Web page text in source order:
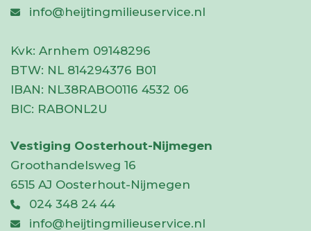
info@heijtingmilieuservice.nl
Kvk: Arnhem 09148296
BTW: NL 814294376 B01
IBAN: NL38RABO0116 4532 06
BIC: RABONL2U
Vestiging Oosterhout-Nijmegen
Groothandelsweg 16
6515 AJ Oosterhout-Nijmegen
024 348 24 44
info@heijtingmilieuservice.nl